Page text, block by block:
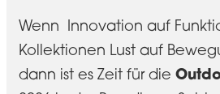
Wenn Innovation auf
Kollektionen Lust auf
dann ist es Zeit für die